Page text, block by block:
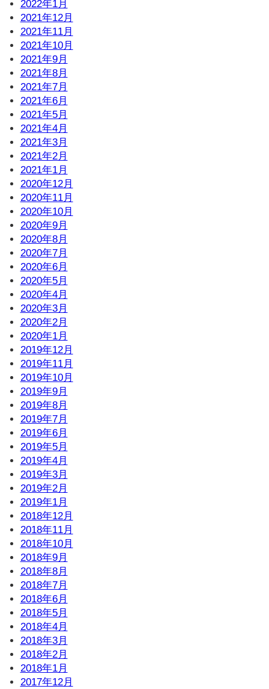
2022年1月
2021年12月
2021年11月
2021年10月
2021年9月
2021年8月
2021年7月
2021年6月
2021年5月
2021年4月
2021年3月
2021年2月
2021年1月
2020年12月
2020年11月
2020年10月
2020年9月
2020年8月
2020年7月
2020年6月
2020年5月
2020年4月
2020年3月
2020年2月
2020年1月
2019年12月
2019年11月
2019年10月
2019年9月
2019年8月
2019年7月
2019年6月
2019年5月
2019年4月
2019年3月
2019年2月
2019年1月
2018年12月
2018年11月
2018年10月
2018年9月
2018年8月
2018年7月
2018年6月
2018年5月
2018年4月
2018年3月
2018年2月
2018年1月
2017年12月